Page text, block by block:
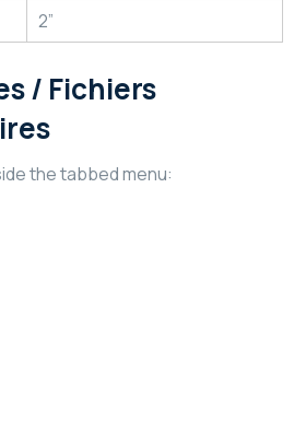
2”
/ Fichiers
the tabbed menu: